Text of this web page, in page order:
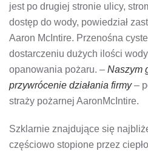
jest po drugiej stronie ulicy,
dostęp do wody, powiedział
Aaron McIntire. Przenośna
dostarczeniu dużych ilości
opanowania pożaru. – Naszym
przywrócenie działania firmy–
straży pożarnej AaronMcIntire.
Szklarnie znajdujące się
częściowo stopione przez